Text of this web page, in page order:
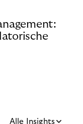
Alle Insights